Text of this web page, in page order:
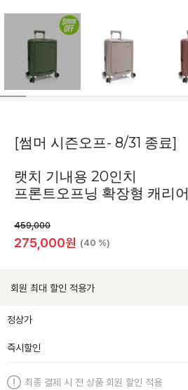
[썸머 시즌오프- 8/31 종료]
랫치 기내용 20인치
프론트오프닝 확장형 캐리어
459,000
275,000원 (40 %)
회원 최대 할인 적용가
정상가
즉시할인
최종 결제 시 전 상품 회원 할인 적용